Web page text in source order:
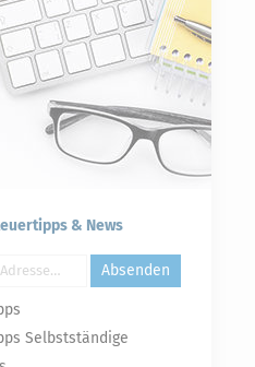
& News
Absenden
Selbstständige